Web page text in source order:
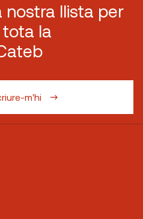
nostra llista per
la
m'hi